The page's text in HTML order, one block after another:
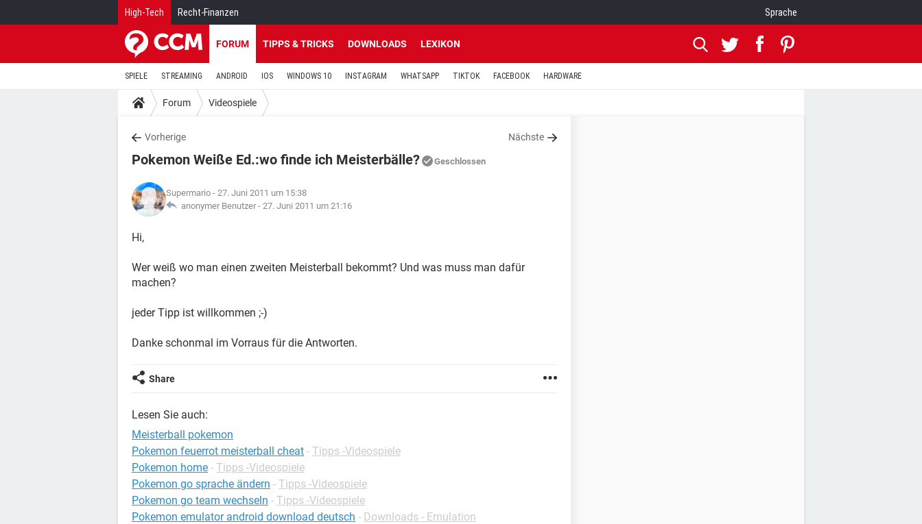
High-Tech Recht-Finanzen Sprache
FORUM TIPPS & TRICKS DOWNLOADS LEXIKON
SPIELE STREAMING ANDROID IOS WINDOWS 10 INSTAGRAM WHATSAPP TIKTOK FACEBOOK HARDWARE
Forum Videospiele
Vorherige Nächste
Pokemon Weiße Ed.:wo finde ich Meisterbälle? Geschlossen
Supermario - 27. Juni 2011 um 15:38
anonymer Benutzer - 27. Juni 2011 um 21:16
Hi,
Wer weiß wo man einen zweiten Meisterball bekommt? Und was muss man dafür
machen?
jeder Tipp ist willkommen ;-)
Danke schonmal im Vorraus für die Antworten.
Share
Lesen Sie auch:
Meisterball pokemon
Pokemon feuerrot meisterball cheat - Tipps -Videospiele
Pokemon home - Tipps -Videospiele
Pokemon go sprache ändern - Tipps -Videospiele
Pokemon go team wechseln - Tipps -Videospiele
Pokemon emulator android download deutsch - Downloads - Emulation